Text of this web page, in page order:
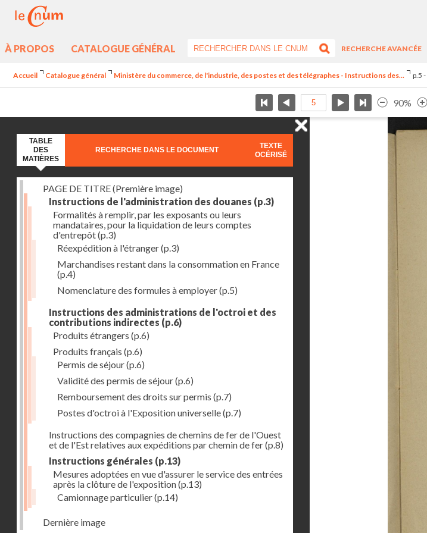
À PROPOS CATALOGUE GÉNÉRAL
RECHERCHE AVANCÉE
Accueil Catalogue général Ministère du commerce, de l'industrie, des postes et des télégraphes - Instructions des... p.5
90%
TABLE
DES
MATIÈRES
RECHERCHE DANS LE DOCUMENT
TEXTE
OCÉRISÉ
PAGE DE TITRE (Première image)
Instructions de l'administration des douanes (p.3)
Formalités à remplir, par les exposants ou leurs
mandataires, pour la liquidation de leurs comptes
d'entrepôt(p.3)
Réexpédition à l'étranger(p.3)
Marchandises restant dans la consommation en France
(p.4)
Nomenclature des formules à employer(p.5)
Instructions des administrations de l'octroi et des
contributions indirectes (p.6)
Produits étrangers (p.6)
Produits français (p.6)
Permis de séjour(p.6)
Validité des permis de séjour(p.6)
Remboursement des droits sur permis (p.7)
Postes d'octroi à l'Exposition universelle(p.7)
Instructions des compagnies de chemins de fer de l'Ouest
et de l'Est relatives aux expéditions par chemin de fer(p.8)
Instructions générales (p.13)
Mesures adoptées en vue d'assurer le service des entrées
après la clôture de l'exposition(p.13)
Camionnage particulier(p.14)
Dernière image